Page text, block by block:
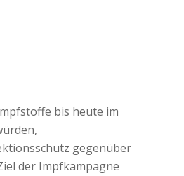
bis heute im
gegenüber
der Impfkampagne